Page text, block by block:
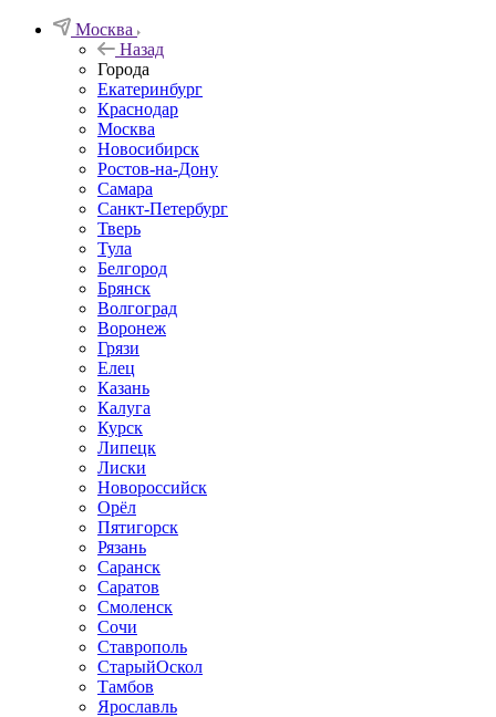
Москва
Назад
Города
Екатеринбург
Краснодар
Москва
Новосибирск
Ростов-на-Дону
Самара
Санкт-Петербург
Тверь
Тула
Белгород
Брянск
Волгоград
Воронеж
Грязи
Елец
Казань
Калуга
Курск
Липецк
Лиски
Новороссийск
Орёл
Пятигорск
Рязань
Саранск
Саратов
Смоленск
Сочи
Ставрополь
СтарыйОскол
Тамбов
Ярославль